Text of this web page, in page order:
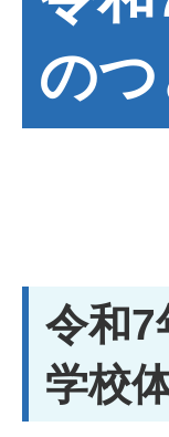
の
令和7
学校